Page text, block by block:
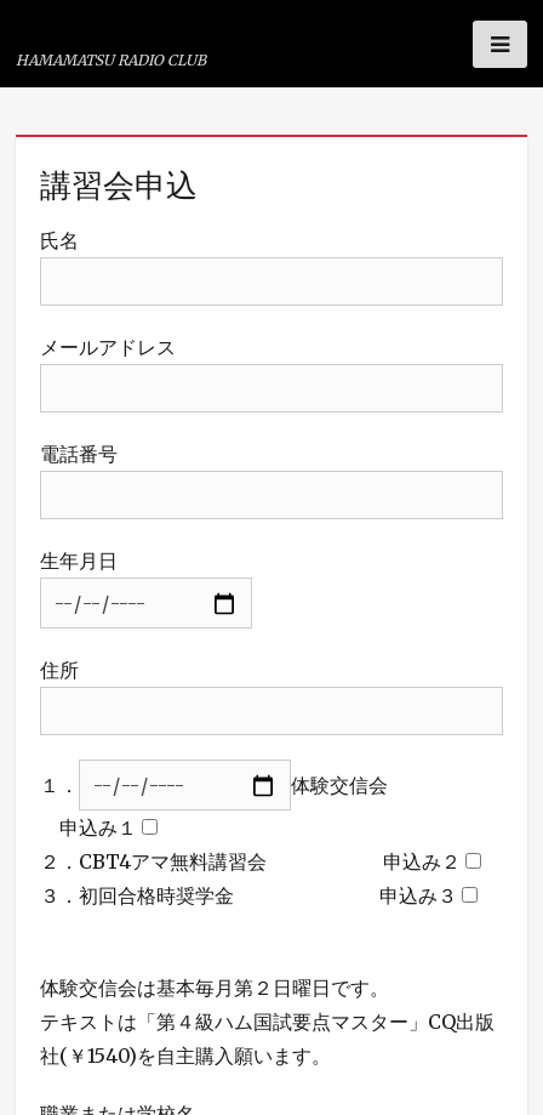
HAMAMATSU RADIO CLUB
講習会申込
氏名
メールアドレス
電話番号
生年月日
住所
１．
体験交信会
申込み１
２．CBT4アマ無料講習会
申込み２
３．初回合格時奨学金
申込み３
体験交信会は基本毎月第２日曜日です。
テキストは「第４級ハム国試要点マスター」CQ出版
社(￥1540)を自主購入願います。